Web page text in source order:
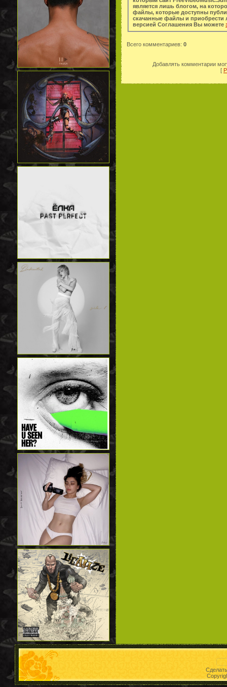
является лишь блогом, на
файлы, которые доступны
скачанные файлы и приобрести легальную
версией Соглашения Вы можете
Всего комментариев: 0
Добавлять комментарии
[